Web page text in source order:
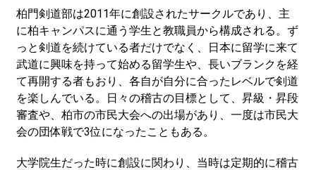
柏門剣道部は2011年に創設されたサークルであり、主
に柏キャンパスに通う学生と教職員から構成される。ず
っと剣道を続けている者だけでなく、日本に留学に来て
武道に興味を持って始める留学生や、長いブランクを経
て再開する者もおり、各自が自分に合ったレベルで剣道
を楽しんでいる。日々の稽古の目標として、昇級・昇段
審査や、柏市の市民大会への出場があり、一度は市民大
会の団体戦で3位になったこともある。
大学院生だった時に創設に関わり、当時は定期的に稽古